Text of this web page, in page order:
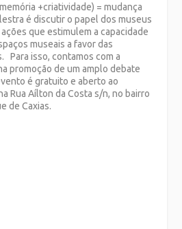
+criatividade) = mudança
é discutir o papel dos museus
que estimulem a capacidade
museais a favor das
Para isso, contamos com a
promoção de um amplo debate
é gratuito e aberto ao
Rua Aílton da Costa s/n, no bairro
de Caxias.